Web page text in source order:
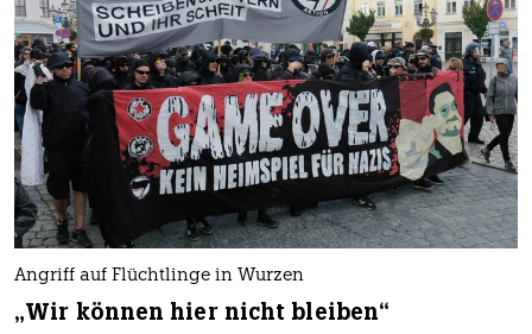
Angriff auf Flüchtlinge in Wurzen
„Wir können hier nicht bleiben“